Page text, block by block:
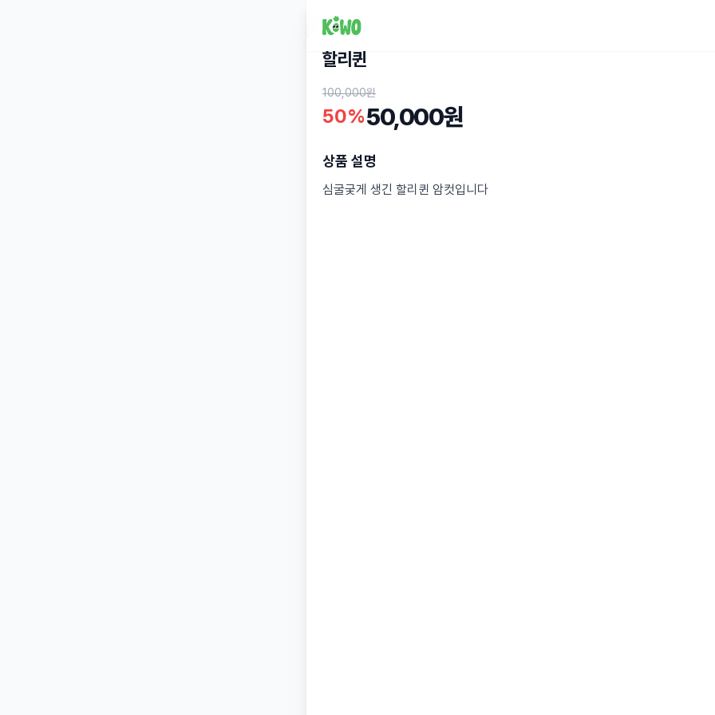
할리퀸
100,000원
50%50,000원
상품 설명
심굴궂게 생긴 할리퀸 암컷입니다